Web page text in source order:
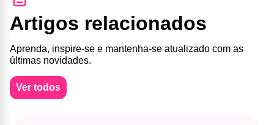
Artigos relacionados
Aprenda, inspire-se e mantenha-se atualizado com as
últimas novidades.
Ver todos